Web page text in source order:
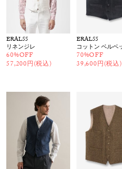
ERAL55
リネンジレ
60%OFF
57,200円(税込)
ERAL55
70%OFF
39,600円(税込)